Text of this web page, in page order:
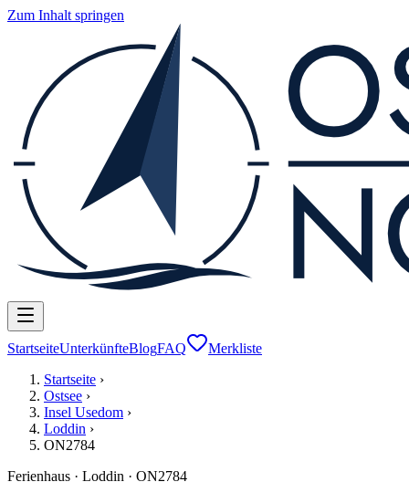
Zum Inhalt springen
StartseiteUnterkünfteBlogFAQ
Merkliste
Startseite ›
Ostsee ›
Insel Usedom ›
Loddin ›
ON2784
Ferienhaus · Loddin · ON2784